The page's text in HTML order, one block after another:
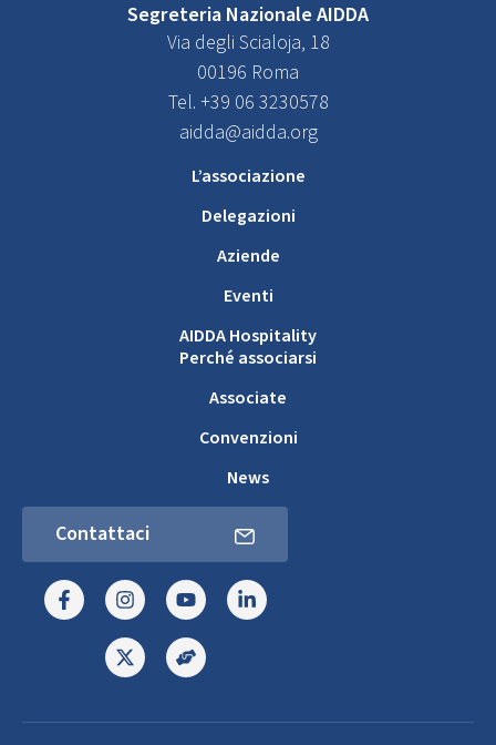
Segreteria Nazionale AIDDA
Via degli Scialoja, 18
00196 Roma
Tel. +39 06 3230578
aidda@aidda.org
L’associazione
Delegazioni
Aziende
Eventi
AIDDA Hospitality
Perché associarsi
Associate
Convenzioni
News
Contattaci